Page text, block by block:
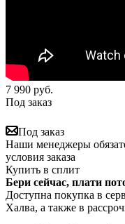
7 990 руб.
Под заказ
Под заказ
Наши менеджеры
условия заказа
Купить в сплит
Бери сейчас, плати
Доступна покупка в
Халва, а также в